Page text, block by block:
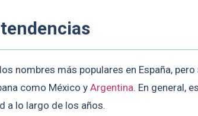
nombres más populares en España,
como México yArgentina. En general,
a lo largo de los años.